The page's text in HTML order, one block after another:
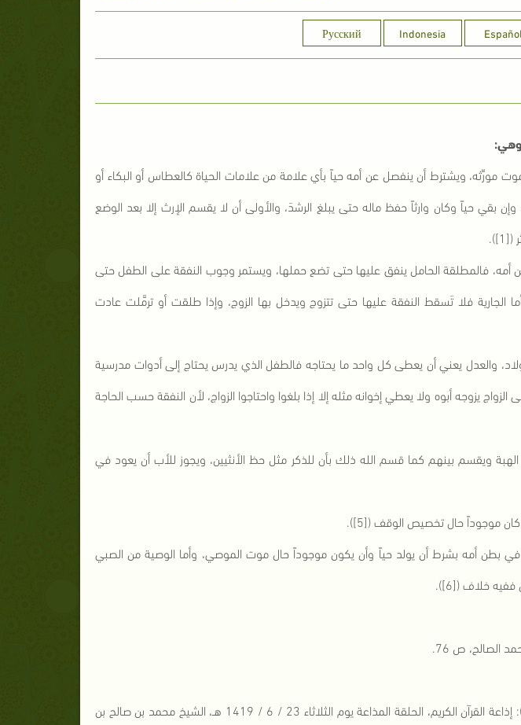
Español
Indonesia
Русский
مورِّثه، ويشترط أن ينفصل عن أمه حياً بأي علامة من علامات الحياة كالعطاس أو البكاء أو
بقي حياً وكان وارثاً حفظ ماله حتى يبلغ الرشدَ، والأولى أن لا يقسم الإرث إلا بعد الوضع
فالمطلقة الحامل ينفق عليها حتى تضع حملها، ويستمر وجوب النفقة على الطفل حتى
الجارية فلا تَسقط النفقة عليها حتى تتزوج ويدخل بها الزوج، وإذا طلقت أو ترمَّلت عادت
والعدل يعني أن يعطى كل واحد ما يحتاجه فالطفل الذي يدرس يحتاج إلى أدوات مدرسية
يزوجه أبوه ولا يعطي إخوانه مثله إلا إذا بلغوا واحتاجوا الزواج، لأن النفقة حسب الحاجة
الهبة ويقسم بينهم كما قسم الله ذلك بأن للذكر مثل حظ الأنثيين، ويجوز للأب أن يعود في
بطن أمه بشرط أن يولد حياً وأن يكون موجوداً حال موت الموصي، وأما الوصية من الصبي
خلاف ([6]).
([3]) استمع إلى برنامج: (سؤال على الهاتف): إذاعة القرآن الكريم، الحلقة المذاعة يوم الثلاثاء 23 / 6 / 1419 هـ، الشيخ محمد بن صالح بن